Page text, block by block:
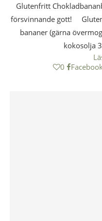
Glutenfritt
försvinnande gott!
bananer (gärna
kokosolja
0